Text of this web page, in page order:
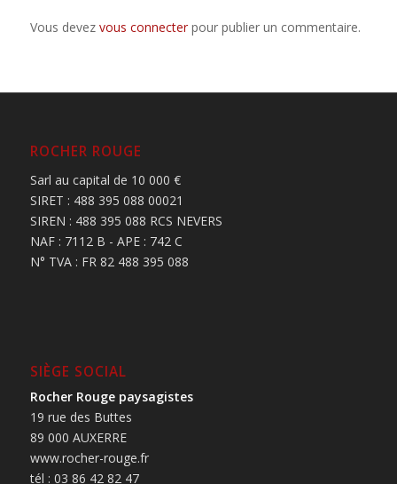
Vous devez vous connecterpour publier un commentaire.
ROCHER ROUGE
Sarl au capital de 10 000 €
SIRET : 488 395 088 00021
SIREN : 488 395 088 RCS NEVERS
NAF : 7112 B - APE : 742 C
N° TVA : FR 82 488 395 088
SIÈGE SOCIAL
Rocher Rouge paysagistes
19 rue des Buttes
89 000 AUXERRE
www.rocher-rouge.fr
tél : 03 86 42 82 47